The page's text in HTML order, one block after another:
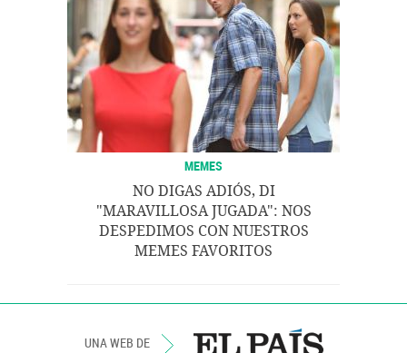
MEMES
NO DIGAS ADIÓS, DI
"MARAVILLOSA JUGADA": NOS
DESPEDIMOS CON NUESTROS
MEMES FAVORITOS
UNA WEB DE